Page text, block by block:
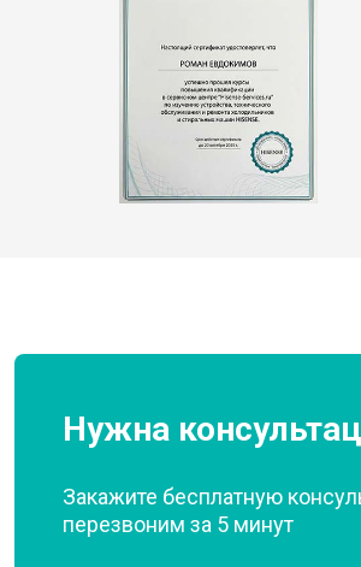
Нужна
Закажите бесплатную
перезвоним за 5 минут